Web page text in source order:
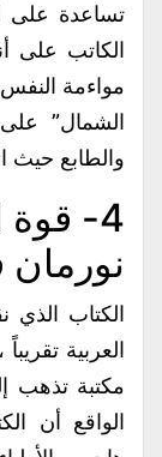
تساعدة على
الكاتب على
مواءمة النفس
الشمال” على
والطابع حيث
4- قوة
نورمان
الكتاب الذي
العربية
مكتبة تذهب
الواقع أن